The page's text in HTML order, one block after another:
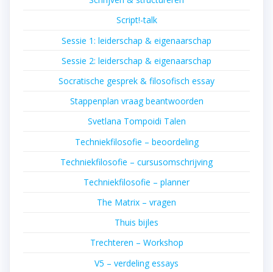
Script!-talk
Sessie 1: leiderschap & eigenaarschap
Sessie 2: leiderschap & eigenaarschap
Socratische gesprek & filosofisch essay
Stappenplan vraag beantwoorden
Svetlana Tompoidi Talen
Techniekfilosofie – beoordeling
Techniekfilosofie – cursusomschrijving
Techniekfilosofie – planner
The Matrix – vragen
Thuis bijles
Trechteren – Workshop
V5 – verdeling essays